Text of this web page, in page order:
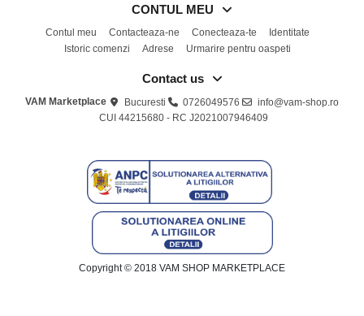
CONTUL MEU
Contul meu Contacteaza-ne Conecteaza-te
Identitate
Istoric comenzi
Adrese Urmarire pentru oaspeti
Contact us
VAM Marketplace Bucuresti 0726049576
info@vam-shop.ro
CUI 44215680 - RC J2021007946409
Copyright © 2018 VAM SHOP MARKETPLACE